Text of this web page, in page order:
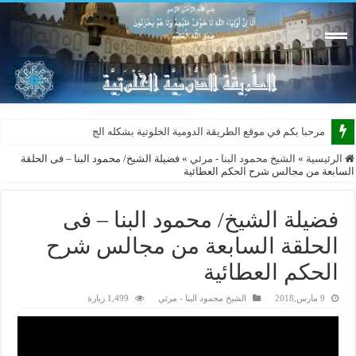
مرحبا بكم في موقع الطريقة الدومية الخلوتية بشكله الجديد 201
الرئيسية » الشيخ محمود البنا - مرئي » فضيلة الشيخ/ محمود البنا – فى الحلقة
السابعة من مجالس شرح الحكم العطائية
فضيلة الشيخ/ محمود البنا – فى
الحلقة السابعة من مجالس شرح
الحكم العطائية
9 مارس,2018 الشيخ محمود البنا - مرئي 1,499 زيارة